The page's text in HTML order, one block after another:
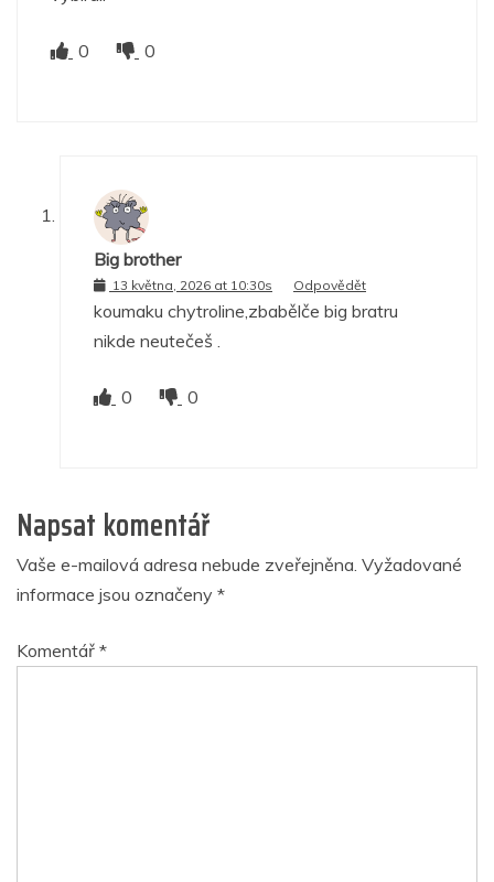
0 0
Big brother
13 května, 2026 at 10:30s Odpovědět
koumaku chytroline,zbabělče big bratru
nikde neutečeš .
0 0
Napsat komentář
Vaše e-mailová adresa nebude zveřejněna. Vyžadované
informace jsou označeny *
Komentář *